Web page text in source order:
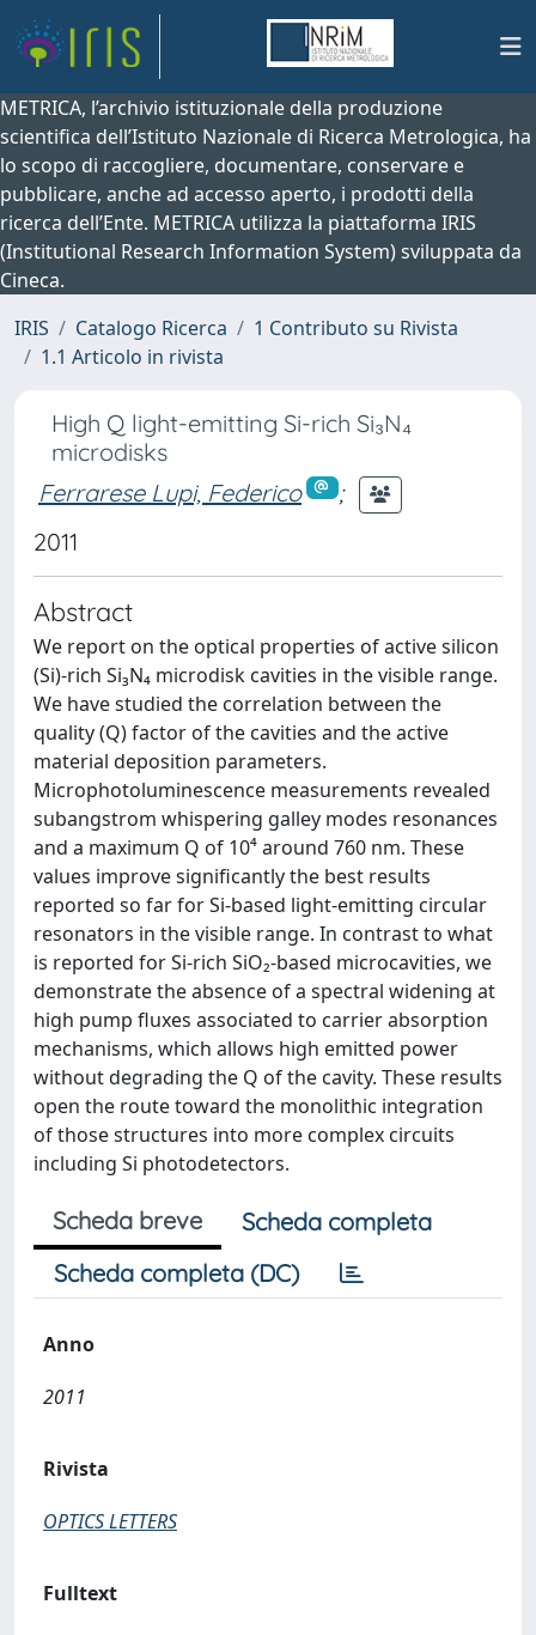
METRICA, l’archivio istituzionale della produzione
scientifica dell’Istituto Nazionale di Ricerca Metrologica, ha
lo scopo di raccogliere, documentare, conservare e
pubblicare, anche ad accesso aperto, i prodotti della
ricerca dell’Ente. METRICA utilizza la piattaforma IRIS
(Institutional Research Information System) sviluppata da
Cineca.
IRIS
Catalogo Ricerca
1 Contributo su Rivista
1.1 Articolo in rivista
High Q light-emitting Si-rich Si₃N₄
microdisks
Ferrarese Lupi, Federico
;
2011
Abstract
We report on the optical properties of active silicon
(Si)-rich Si₃N₄ microdisk cavities in the visible range.
We have studied the correlation between the
quality (Q) factor of the cavities and the active
material deposition parameters.
Microphotoluminescence measurements revealed
subangstrom whispering galley modes resonances
and a maximum Q of 10⁴ around 760 nm. These
values improve significantly the best results
reported so far for Si-based light-emitting circular
resonators in the visible range. In contrast to what
is reported for Si-rich SiO₂-based microcavities, we
demonstrate the absence of a spectral widening at
high pump fluxes associated to carrier absorption
mechanisms, which allows high emitted power
without degrading the Q of the cavity. These results
open the route toward the monolithic integration
of those structures into more complex circuits
including Si photodetectors.
Scheda breve
Scheda completa
Scheda completa (DC)
Anno
2011
Rivista
OPTICS LETTERS
Fulltext